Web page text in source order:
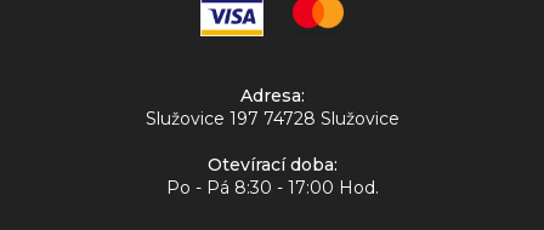
Adresa:
Služovice 197 74728 Služovice
Otevírací doba:
Po - Pá 8:30 - 17:00 Hod.